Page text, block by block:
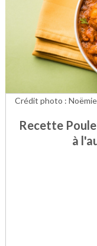
Recette
à
Crédit photo : Noëmie